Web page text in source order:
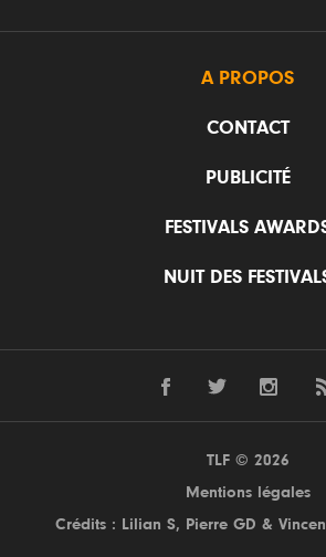
A PROPOS
CONTACT
PUBLICITÉ
FESTIVALS
NUIT DES
TLF © 2026
Mentions légales
Crédits : Lilian S, Pierre GD &